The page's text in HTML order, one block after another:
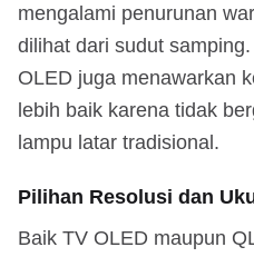
mengalami penurunan
dilihat dari sudut samping.
OLED juga menawarkan
lebih baik karena tidak
lampu latar tradisional.
Pilihan Resolusi dan
Baik TV OLED maupun